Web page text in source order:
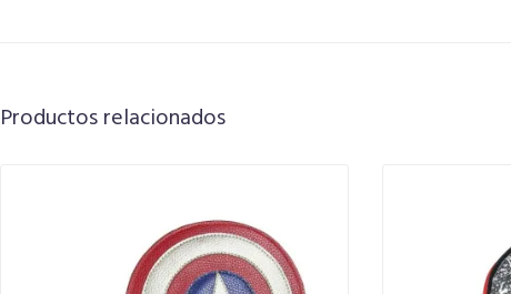
Productos relacionados